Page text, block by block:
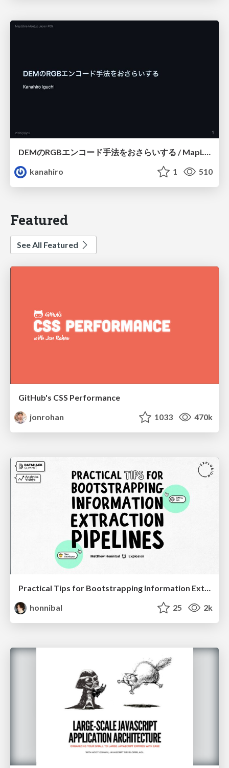
kanahiro
1 510
Featured
See All Featured
GitHub's CSS Performance
jonrohan
1033 470k
Practical Tips for Bootstrapping Information Extraction Pipelines
honnibal
25 2k